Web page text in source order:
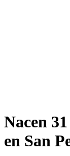
Nacen
en San